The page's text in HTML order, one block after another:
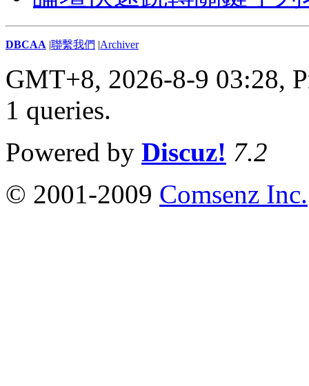
DBCAA |聯繫我們 |Archiver
GMT+8, 2026-8-9 03:28,
1 queries.
Powered by Discuz! 7.2
© 2001-2009 Comsenz Inc.